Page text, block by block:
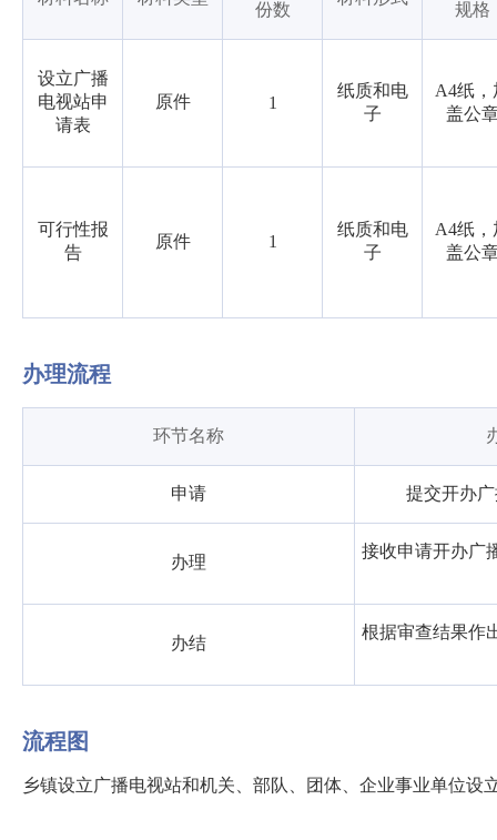
份数 规格
设立广播
电视站申
请表
原件 1
纸质和电
子
A4纸，
盖公
可行性报
告
原件 1
纸质和电
子
A4纸，
盖公
办理流程
环节名称
申请 提交开办
办理
接收申请开办广
办结
根据审查结果作
流程图
乡镇设立广播电视站和机关、部队、团体、企业事业单位设